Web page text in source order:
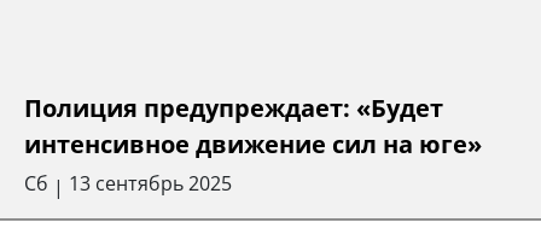
Полиция предупреждает: «Будет
интенсивное движение сил на юге»
Сб | 13 сентябрь 2025